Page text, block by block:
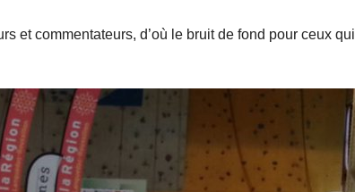
et commentateurs, d’où le bruit de fond pour ceux qui